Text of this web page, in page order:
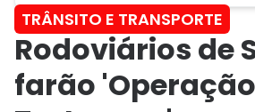
TRÂNSITO E TRANSPORTE
Rodoviários de
farão 'Operação